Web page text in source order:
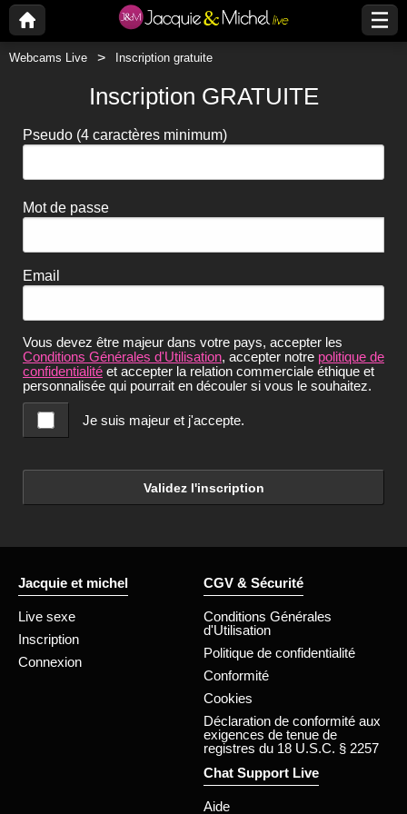
Webcams Live Inscription gratuite
Inscription GRATUITE
Pseudo (4 caractères minimum)
Mot de passe
Email
Vous devez être majeur dans votre pays, accepter les
Conditions Générales d'Utilisation, accepter notre politique de
confidentialité et accepter la relation commerciale éthique et
personnalisée qui pourrait en découler si vous le souhaitez.
Je suis majeur et j'accepte.
Validez l'inscription
Jacquie et michel
Live sexe
Inscription
Connexion
CGV & Sécurité
Conditions Générales
d'Utilisation
Politique de confidentialité
Conformité
Cookies
Déclaration de conformité aux
exigences de tenue de
registres du 18 U.S.C. § 2257
Chat Support Live
Aide